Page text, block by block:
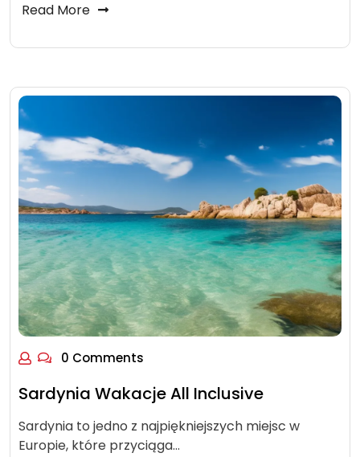
Read More
0 Comments
Sardynia Wakacje All Inclusive
Sardynia to jedno z najpiękniejszych miejsc w
Europie, które przyciąga…